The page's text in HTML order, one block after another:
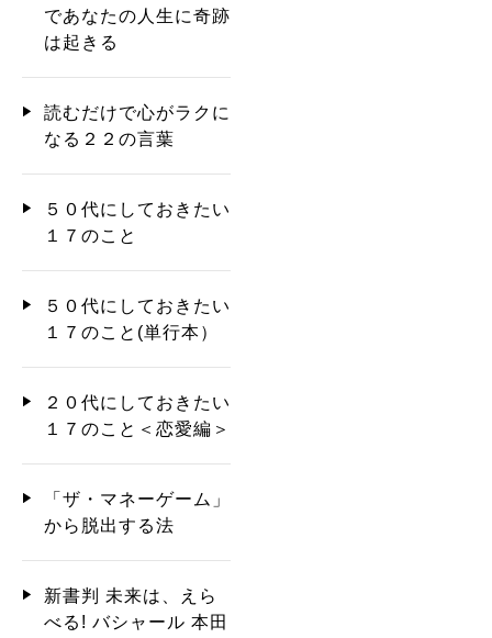
であなたの人生に奇跡
は起きる
読むだけで心がラクに
なる２２の言葉
５０代にしておきたい
１７のこと
５０代にしておきたい
１７のこと(単行本）
２０代にしておきたい
１７のこと＜恋愛編＞
「ザ・マネーゲーム」
から脱出する法
新書判 未来は、えら
べる! バシャール 本田